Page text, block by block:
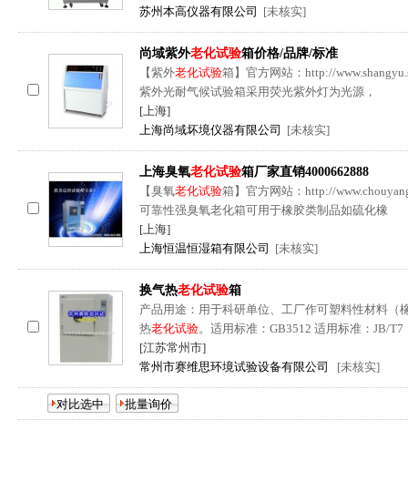
苏州本高仪器有限公司
[未核实]
尚域紫外老化试验箱价格/品牌/标准
【紫外老化试验箱】官方网站：http://
紫外光耐气候试验箱采用荧光紫外灯为光源，
[上海]
上海尚域坏境仪器有限公司
[未核实]
上海臭氧老化试验箱厂家直销4000662888
【臭氧老化试验箱】官方网站：http://
可靠性强臭氧老化箱可用于橡胶类制品如硫化橡
[上海]
上海恒温恒湿箱有限公司
[未核实]
换气热老化试验箱
产品用途：用于科研单位、工厂作可塑料性材料（
热老化试验。适用标准：GB3512 适用标准：JB/T7
[江苏常州市]
常州市赛维思环境试验设备有限公司
[未核实]